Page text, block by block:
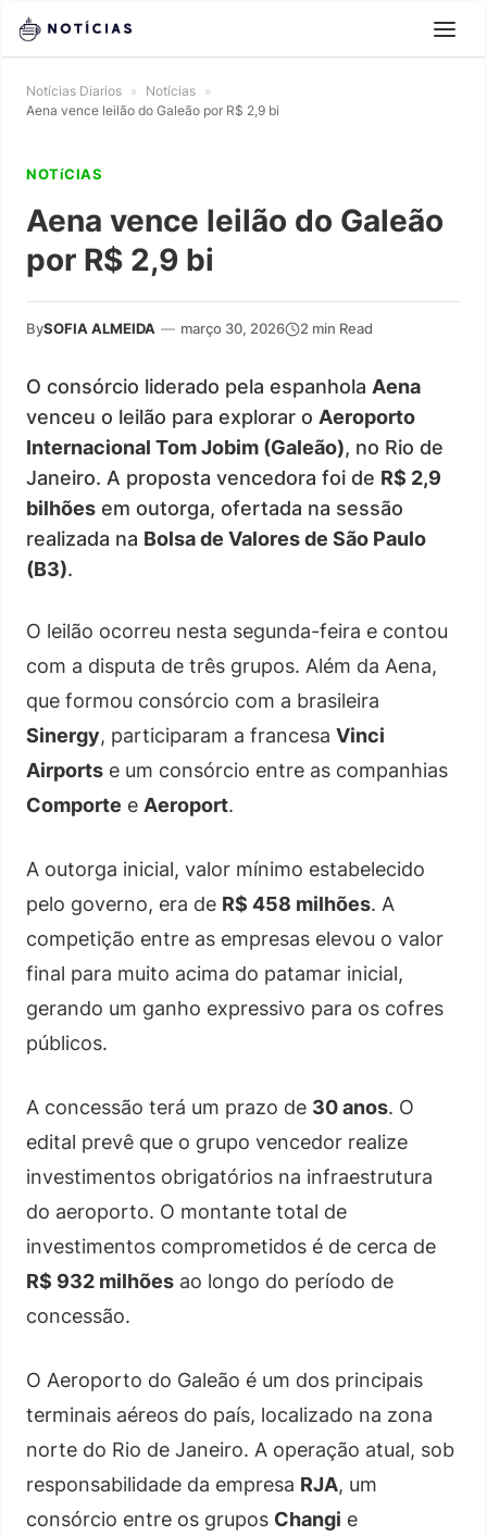
Notícias Diarios » Notícias »
Aena vence leilão do Galeão por R$ 2,9 bi
NOTíCIAS
Aena vence leilão do Galeão
por R$ 2,9 bi
BySOFIA ALMEIDA — março 30, 2026 2 min Read
O consórcio liderado pela espanhola Aena
venceu o leilão para explorar o Aeroporto
Internacional Tom Jobim (Galeão), no Rio de
Janeiro. A proposta vencedora foi de R$ 2,9
bilhões em outorga, ofertada na sessão
realizada na Bolsa de Valores de São Paulo
(B3).
O leilão ocorreu nesta segunda-feira e contou
com a disputa de três grupos. Além da Aena,
que formou consórcio com a brasileira
Sinergy, participaram a francesa Vinci
Airports e um consórcio entre as companhias
Comporte e Aeroport.
A outorga inicial, valor mínimo estabelecido
pelo governo, era de R$ 458 milhões. A
competição entre as empresas elevou o valor
final para muito acima do patamar inicial,
gerando um ganho expressivo para os cofres
públicos.
A concessão terá um prazo de 30 anos. O
edital prevê que o grupo vencedor realize
investimentos obrigatórios na infraestrutura
do aeroporto. O montante total de
investimentos comprometidos é de cerca de
R$ 932 milhões ao longo do período de
concessão.
O Aeroporto do Galeão é um dos principais
terminais aéreos do país, localizado na zona
norte do Rio de Janeiro. A operação atual, sob
responsabilidade da empresa RJA, um
consórcio entre os grupos Changi e